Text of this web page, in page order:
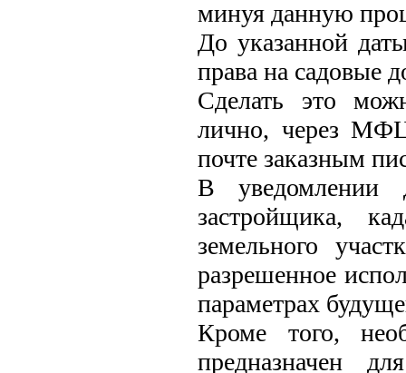
минуя данную
До указанной
права на садовые
Сделать это
лично, через
почте заказным
В
застройщика,
земельного
разрешенное
параметрах
Кроме того,
предназначен